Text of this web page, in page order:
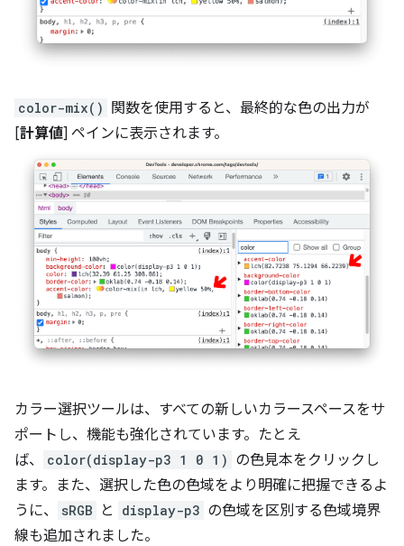
color-mix() 関数を使用すると、最終的な色の出力が
[計算値] ペインに表示されます。
カラー選択ツールは、すべての新しいカラースペースをサ
ポートし、機能も強化されています。たとえ
ば、
color(display-p3 1 0 1) の色見本をクリックし
ます。また、選択した色の色域をより明確に把握できるよ
うに、
sRGB と display-p3 の色域を区別する色域境界
線も追加されました。